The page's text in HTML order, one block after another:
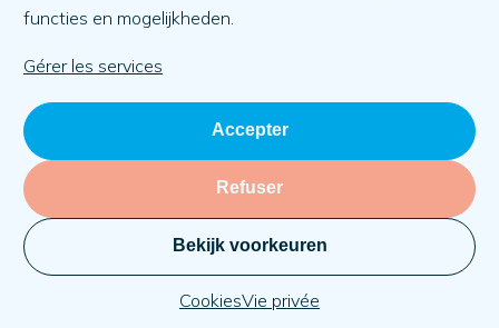
functies en mogelijkheden.
Gérer les services
Accepter
Refuser
Bekijk voorkeuren
CookiesVie privée
L'équipe
Vie privée
BlackDesk